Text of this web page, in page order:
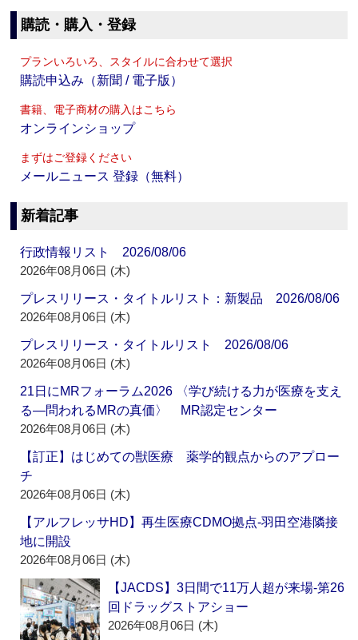
購読・購入・登録
プランいろいろ、スタイルに合わせて選択
購読申込み（新聞 / 電子版）
書籍、電子商材の購入はこちら
オンラインショップ
まずはご登録ください
メールニュース 登録（無料）
新着記事
行政情報リスト 2026/08/06
2026年08月06日 (木)
プレスリリース・タイトルリスト：新製品 2026/08/06
2026年08月06日 (木)
プレスリリース・タイトルリスト 2026/08/06
2026年08月06日 (木)
21日にMRフォーラム2026 〈学び続ける力が医療を支え
る―問われるMRの真価〉 MR認定センター
2026年08月06日 (木)
【訂正】はじめての獣医療 薬学的観点からのアプロー
チ
2026年08月06日 (木)
【アルフレッサHD】再生医療CDMO拠点‐羽田空港隣接
地に開設
2026年08月06日 (木)
【JACDS】3日間で11万人超が来場‐第26
回ドラッグストアショー
2026年08月06日 (木)